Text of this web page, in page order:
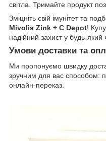
світла. Тримайте продукт
Зміцніть свій імунітет та
Mivolis Zink + C Depot!
надійний захист у будь-який
Умови доставки та
Ми пропонуємо швидку
зручним для вас способом:
онлайн-переказ.